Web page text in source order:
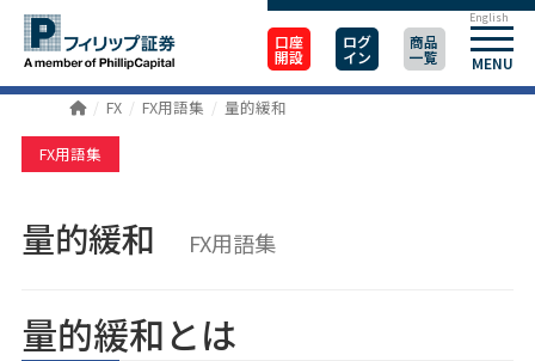
口座
開設
ログ
イン
商品
一覧 MENU
English
FX FX用語集 量的緩和
FX用語集
量的緩和 FX用語集
量的緩和とは